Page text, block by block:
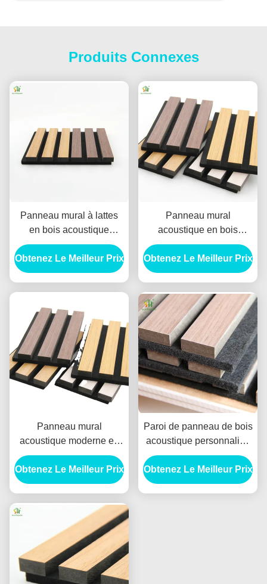
Produits Connexes
Panneau mural à lattes
en bois acoustique
1220x2440mm MDF noir
Fibre de polyester
Obtenez Le Meilleur Prix
Panneau mural
acoustique en bois
personnalisé
1220x2440mm MDF noir
Obtenez Le Meilleur Prix
Panneau mural
acoustique moderne en
bois 1220x2440mm,
couleur personnalisée
Obtenez Le Meilleur Prix
Paroi de panneau de bois
acoustique personnalisé
1220x2440 mm MDF noir
Polyester
Obtenez Le Meilleur Prix